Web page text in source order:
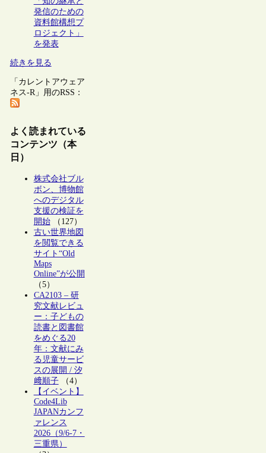
発信のための
資料館構想プ
ロジェクト」
を発表
続きを見る
「カレントアウェア
ネス-R」用のRSS：
よく読まれている
コンテンツ（本
日）
株式会社ブル
ボン、博物館
へのデジタル
支援の検証を
開始（127）
古い世界地図
を閲覧できる
サイト“Old
Maps
Online”が公開
（5）
CA2103 – 研
究文献レビュ
ー：子どもの
読書と図書館
をめぐる20
年：文献にみ
る児童サービ
スの展開 / 汐
﨑順子（4）
【イベント】
Code4Lib
JAPANカンフ
ァレンス
2026（9/6-7・
三重県）